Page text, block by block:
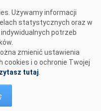
Używamy informacji
statystycznych oraz w
potrzeb
zmienić ustawienia
cookies i o ochronie Twojej
tutaj